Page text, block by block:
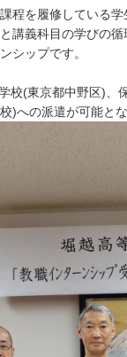
程を履修している
講義科目の学び
シップです。
(東京都中野区)、
)への派遣が可能とな